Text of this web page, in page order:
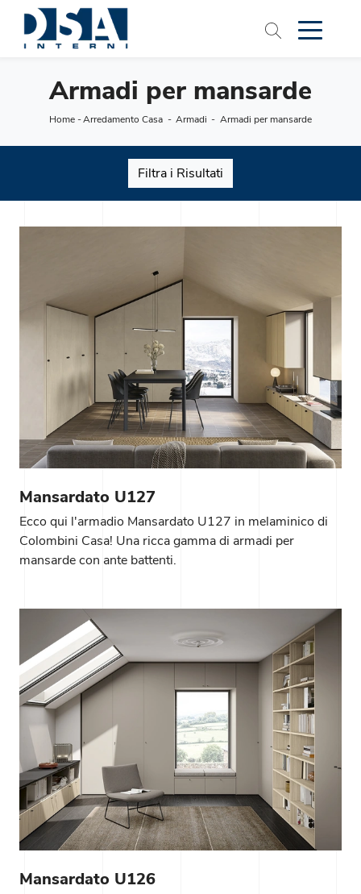
Armadi per mansarde
Home-Arredamento Casa - Armadi - Armadi per mansarde
Filtra i Risultati
Mansardato U127
Ecco qui l'armadio Mansardato U127 in melaminico di
Colombini Casa! Una ricca gamma di armadi per
mansarde con ante battenti.
Mansardato U126